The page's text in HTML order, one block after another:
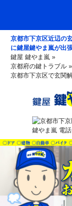
京都市下京区近辺の
に鍵屋鍵やま嵐が出張
鍵屋 鍵やま嵐 »
京都府の鍵トラブル »
京都市下京区で玄関